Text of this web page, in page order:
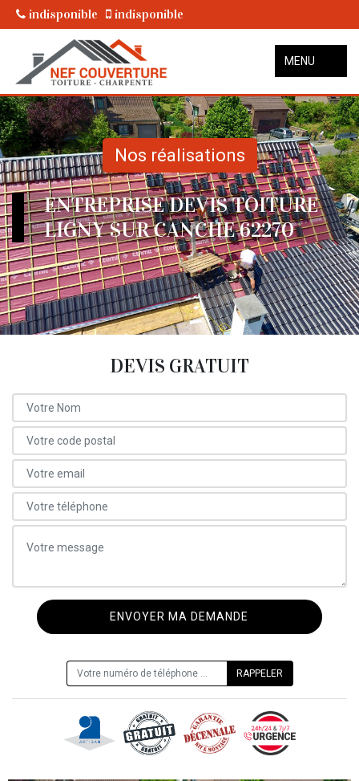
indisponible indisponible
MENU
Nos réalisations
ENTREPRISE DEVIS TOITURE
LIGNY SUR CANCHE 62270
DEVIS GRATUIT